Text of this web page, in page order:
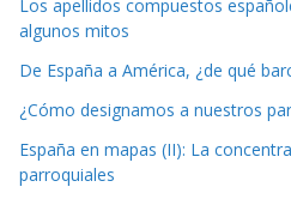
Los apellidos compuestos
algunos mitos
De España a América, ¿de qué
¿Cómo designamos a nuestros
España en mapas (II): La
parroquiales